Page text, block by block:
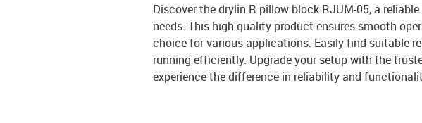
Discover the drylin R pillow block RJUM-05, a
needs. This high-quality product ensures smooth
choice for various applications. Easily find suitable
running efficiently. Upgrade your setup with the
experience the difference in reliability and